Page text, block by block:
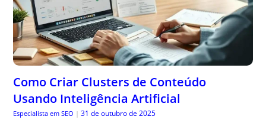
Como Criar Clusters de Conteúdo
Usando Inteligência Artificial
Especialista em SEO | 31 de outubro de 2025